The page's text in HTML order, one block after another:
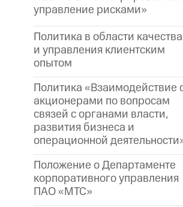
управление рисками»
Политика в области качества
и управления клиентским
опытом
Политика «Взаимодействие
акционерами по вопросам
связей с органами власти,
развития бизнеса и
операционной
Положение о Департаменте
корпоративного управления
ПАО «МТС»